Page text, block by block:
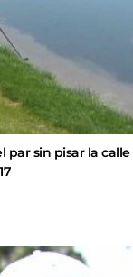
par sin pisar la